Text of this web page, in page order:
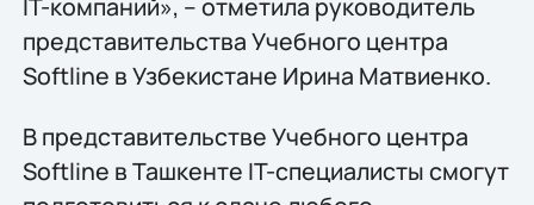
представительства Учебного центра
Softline в Узбекистане Ирина Матвиенко.
В представительстве Учебного центра
Softline в Ташкенте IT-специалисты смогут